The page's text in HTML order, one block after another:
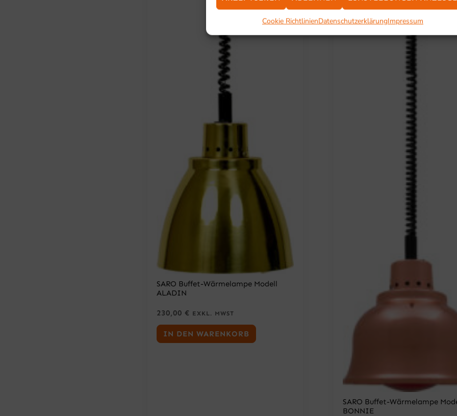
Cookie RichtlinienDatenschutzerklärungImpressum
SARO Buffet-Wärmelampe Modell
ALADIN
230,00 € EXKL. MWST
IN DEN WARENKORB
SARO Buffet-Wärmelampe
BONNIE